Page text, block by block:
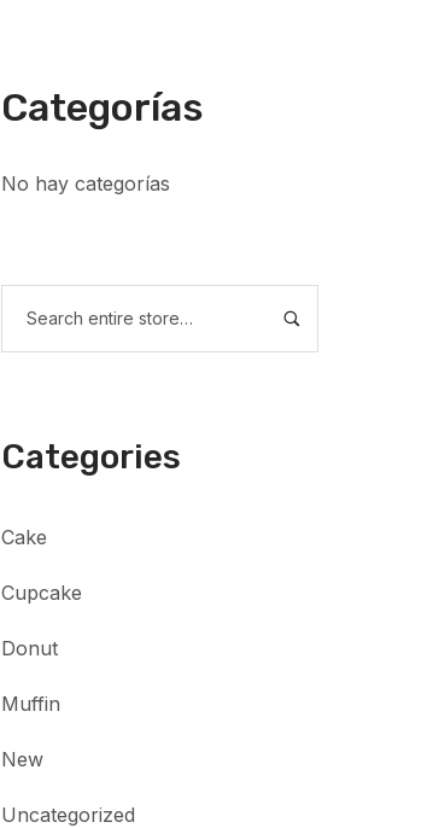
Categorías
No hay categorías
Categories
Cake
Cupcake
Donut
Muffin
New
Uncategorized